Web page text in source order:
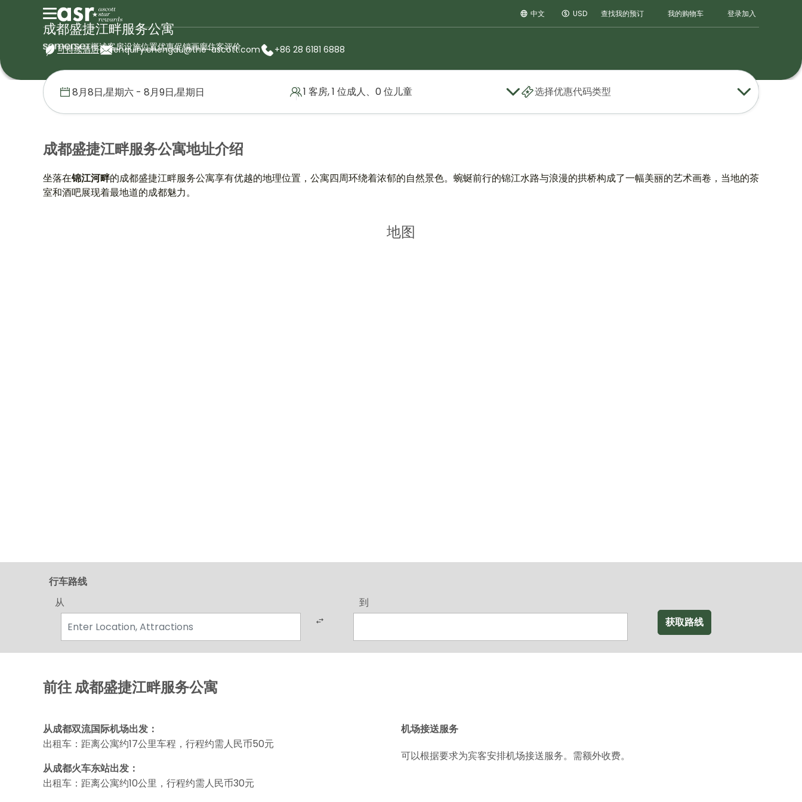
中文 USD 查找我的预订 我的购物车 登录加入
概述客房设施位置优惠促销画廊住客评价
1 客房, 1 位成人、0 位儿童 选择优惠代码类型
成都盛捷江畔服务公寓
可持续酒店 enquiry.chengdu@the-ascott.com +86 28 6181 6888
首页 盛捷服务公寓 中国 成都盛捷江畔服务公寓
成都盛捷江畔服务公寓地址介绍
坐落在锦江河畔的成都盛捷江畔服务公寓享有优越的地理位置，公寓四周环绕着浓郁的自然景色。蜿蜒前行的锦江水路与浪漫的拱桥构成了一幅美丽的艺术画卷，当地的茶
室和酒吧展现着最地道的成都魅力。
地图
行车路线
从
到
获取路线
前往 成都盛捷江畔服务公寓
从成都双流国际机场出发：
出租车：距离公寓约17公里车程，行程约需人民币50元
从成都火车东站出发：
出租车：距离公寓约10公里，行程约需人民币30元
机场接送服务
可以根据要求为宾客安排机场接送服务。需额外收费。